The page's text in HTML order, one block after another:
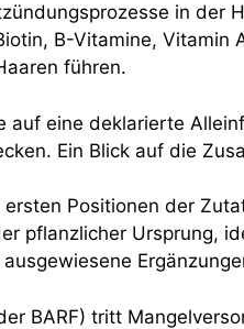
in der
B-Vitamine,
führen.
auf eine deklarierte
Ein Blick auf die
Positionen der
pflanzlicher Ursprung,
BARF) tritt